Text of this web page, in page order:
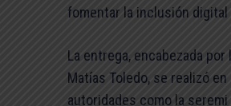
fomentar la inclusión
La entrega, encabezada
Matías Toledo, se realizó
autoridades como la